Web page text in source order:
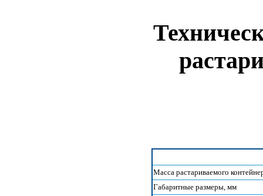
Масса растариваемого
Габаритные размеры, мм